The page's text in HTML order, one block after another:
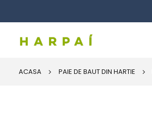
ACASA PAIE DE BAUT DIN HARTIE